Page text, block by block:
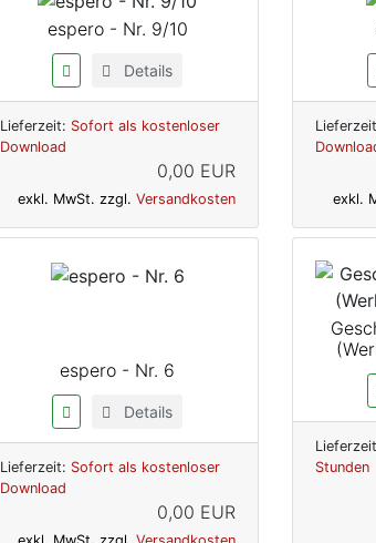
espero - Nr. 9/10
Details
Lieferzeit: Sofort als kostenloser
Download
0,00 EUR
exkl. MwSt. zzgl. Versandkosten exkl.
espero - Nr. 6
Details
Lieferzeit: Sofort als kostenloser
Download
0,00 EUR
Stunden